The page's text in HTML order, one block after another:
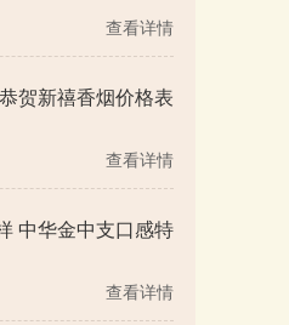
查看详情
贺新禧香烟价格表
查看详情
中华金中支口感特
查看详情